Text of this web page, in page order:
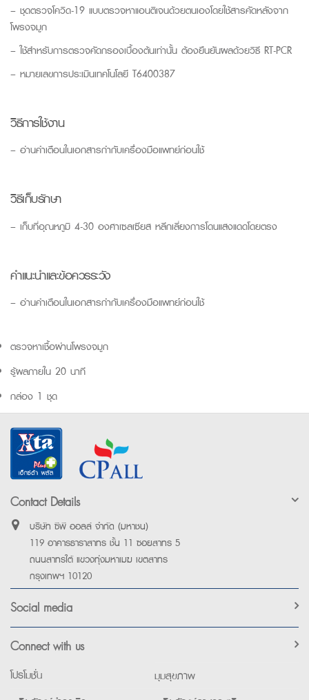
– ชุดตรวจโควิด-19 แบบตรวจหาแอนติเจนด้วยตนเองโดยใช้สารคัดหลังจาก
โพรงจมูก
– ใช้สำหรับการตรวจคัดกรองเบื้องต้นเท่านั้น ต้องยืนยันผลด้วยวิธี RT-PCR
– หมายเลขการประเมินเทคโนโลยี T6400387
วิธีการใช้งาน
– อ่านคำเตือนในเอกสารกำกับเครื่องมือแพทย์ก่อนใช้
วิธีเก็บรักษา
– เก็บที่อุณหภูมิ 4-30 องศาเซลเซียส หลีกเลี่ยงการโดนแสงแดดโดยตรง
คำแนะนำและข้อควรระวัง
– อ่านคำเตือนในเอกสารกำกับเครื่องมือแพทย์ก่อนใช้
ตรวจหาเชื้อผ่านโพรงจมูก
รู้ผลภายใน 20 นาที
กล่อง 1 ชุด
Contact Details
บริษัท ซีพี ออลล์ จำกัด (มหาชน)
119 อาคารธาราสาทร ชั้น 11 ซอยสาทร 5
ถนนสาทรใต้ แขวงทุ่งมหาเมฆ เขตสาทร
กรุงเทพฯ 10120
Social media
Connect with us
โปรโมชั่น
มุมสุขภาพ